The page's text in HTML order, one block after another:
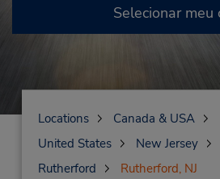
Selecionar meu
Locations
Canada & USA
United States
New Jersey
Rutherford
Rutherford, NJ